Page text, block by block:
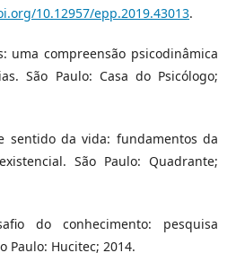
10.12957/epp.2019.43013.
uma compreensão psicodinâmica
São Paulo: Casa do Psicólogo;
sentido da vida: fundamentos da
São Paulo: Quadrante;
do conhecimento: pesquisa
Paulo: Hucitec; 2014.